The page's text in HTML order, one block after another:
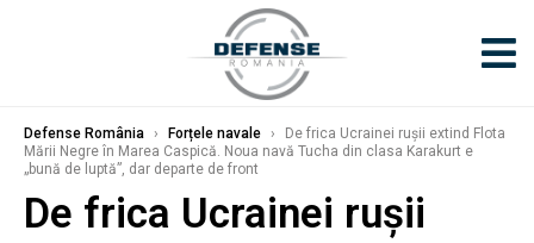
Defense România › Forțele navale ›
De frica Ucrainei rușii extind Flota
Mării Negre în Marea Caspică. Noua navă Tucha din clasa Karakurt e
„bună de luptă”, dar departe de front
De frica Ucrainei rușii